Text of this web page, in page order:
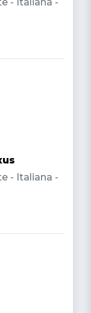
- Italiana -